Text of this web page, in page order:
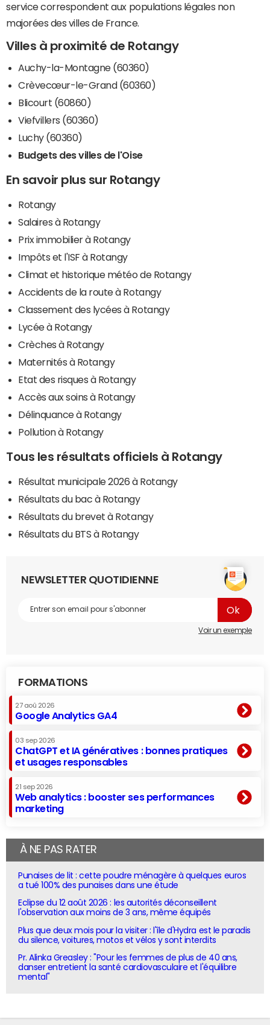
service correspondent aux populations légales non
majorées des villes de France.
Villes à proximité de Rotangy
Auchy-la-Montagne (60360)
Crèvecœur-le-Grand (60360)
Blicourt (60860)
Viefvillers (60360)
Luchy (60360)
Budgets des villes de l'Oise
En savoir plus sur Rotangy
Rotangy
Salaires à Rotangy
Prix immobilier à Rotangy
Impôts et l'ISF à Rotangy
Climat et historique météo de Rotangy
Accidents de la route à Rotangy
Classement des lycées à Rotangy
Lycée à Rotangy
Crèches à Rotangy
Maternités à Rotangy
Etat des risques à Rotangy
Accès aux soins à Rotangy
Délinquance à Rotangy
Pollution à Rotangy
Tous les résultats officiels à Rotangy
Résultat municipale 2026 à Rotangy
Résultats du bac à Rotangy
Résultats du brevet à Rotangy
Résultats du BTS à Rotangy
NEWSLETTER QUOTIDIENNE
Voir un exemple
FORMATIONS
27 aoû 2026
Google Analytics GA4
03 sep 2026
ChatGPT et IA génératives : bonnes pratiques
et usages responsables
21 sep 2026
Web analytics : booster ses performances
marketing
À NE PAS RATER
Punaises de lit : cette poudre ménagère à quelques euros
a tué 100% des punaises dans une étude
Eclipse du 12 août 2026 : les autorités déconseillent
l'observation aux moins de 3 ans, même équipés
Plus que deux mois pour la visiter : l'île d'Hydra est le paradis
du silence, voitures, motos et vélos y sont interdits
Pr. Alinka Greasley : "Pour les femmes de plus de 40 ans,
danser entretient la santé cardiovasculaire et l'équilibre
mental"